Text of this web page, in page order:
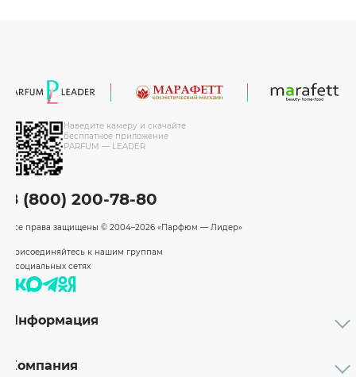
Наведите камеру и скачайте
бесплатное приложение
PARFUM — LEADER
8 (800) 200-78-80
Все права защищены © 2004–2026 «Парфюм — Лидер»
Присоединяйтесь к нашим группам
в социальных сетях
Информация
Бренды
Компания